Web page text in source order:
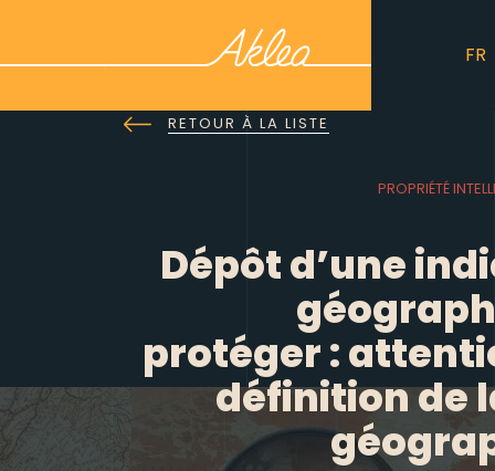
FR
RETOUR À LA LISTE
PROPRIÉTÉ
Dépôt d’une
protéger :
définition de